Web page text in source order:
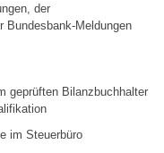
der
Bundesbank-Meldungen
geprüften Bilanzbuchhalter
im Steuerbüro